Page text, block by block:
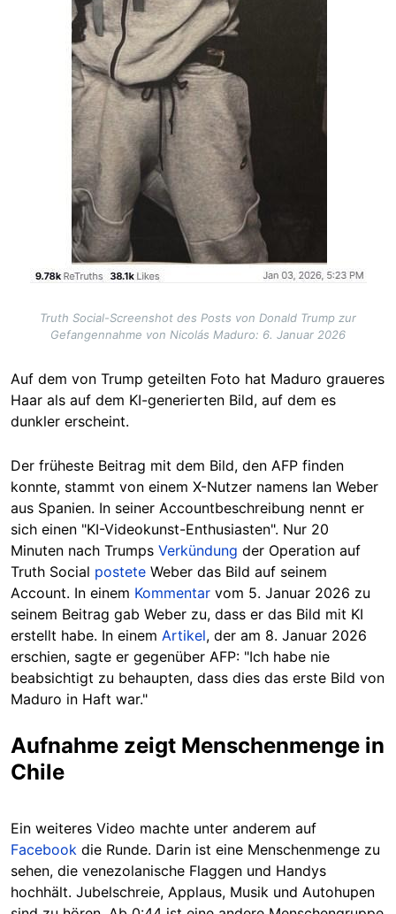
Truth Social-Screenshot des Posts von Donald Trump zur
Gefangennahme von Nicolás Maduro: 6. Januar 2026
Auf dem von Trump geteilten Foto hat Maduro graueres
Haar als auf dem KI-generierten Bild, auf dem es
dunkler erscheint.
Der früheste Beitrag mit dem Bild, den AFP finden
konnte, stammt von einem X-Nutzer namens Ian Weber
aus Spanien. In seiner Accountbeschreibung nennt er
sich einen "KI-Videokunst-Enthusiasten". Nur 20
Minuten nach Trumps Verkündung der Operation auf
Truth Social postete Weber das Bild auf seinem
Account. In einem Kommentar vom 5. Januar 2026 zu
seinem Beitrag gab Weber zu, dass er das Bild mit KI
erstellt habe. In einem Artikel, der am 8. Januar 2026
erschien, sagte er gegenüber AFP: "Ich habe nie
beabsichtigt zu behaupten, dass dies das erste Bild von
Maduro in Haft war."
Aufnahme zeigt Menschenmenge in
Chile
Ein weiteres Video machte unter anderem auf
Facebook die Runde. Darin ist eine Menschenmenge zu
sehen, die venezolanische Flaggen und Handys
hochhält. Jubelschreie, Applaus, Musik und Autohupen